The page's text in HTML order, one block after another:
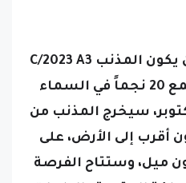
ويتوقع علماء الفلك أن يكون المذنب C/2023 A3
ساطعاً مثل بعض ألمع 20 نجماً في السماء
وفي حوالي 12 أكتوبر، سيخرج المذنب من
إلى الأرض، على
44 مليون ميل، وستتاح الفرصة